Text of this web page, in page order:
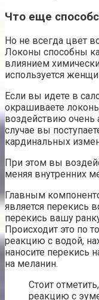
Что еще
Но не всегда цвет
Локоны способны
влиянием
используется
Если вы идете в
окрашиваете
воздействию
случае вы
кардинальных
При этом вы
меняя внутренних
Главным
является перекись
перекись вашу
Происходит это по
реакцию с водой,
наносите перекись
на меланин.
Стоит
реакцию с